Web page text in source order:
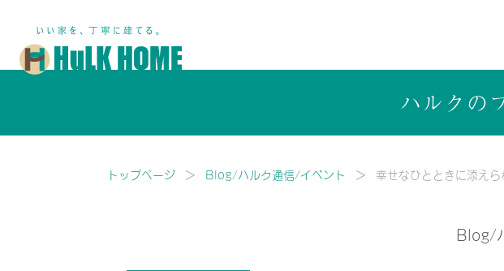
ハルクの
トップページ Blog/ハルク通信/イベント 幸せなひとときに添え
Blog/